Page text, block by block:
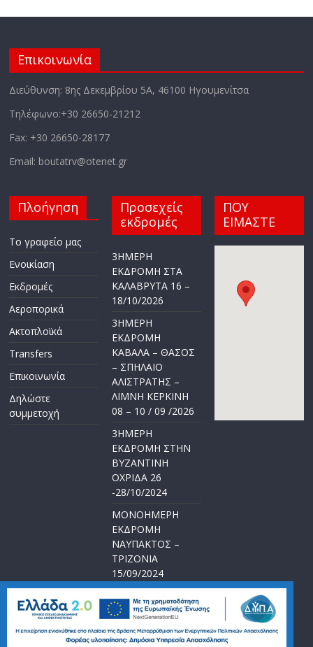
Επικοινωνία
Διεύθυνση: 8ης Δεκεμβρίου 5Α, 46100 Ηγουμενίτσα
Τηλέφωνο:+30 26650-21212
Fax: +30 26650-28177
Email: boutatrv@otenet.gr
Πλοήγηση
Το γραφείο μας
Ενοικίαση
Εκδρομές
Αεροπορικά
Ακτοπλοϊκά
Transfers
Επικοινωνία
Δηλώστε
συμμετοχή
Προσεχείς
εκδρομές
3ΗΜΕΡΗ
ΕΚΔΡΟΜΗ ΣΤΑ
ΚΑΛΑΒΡΥΤΑ 16 –
18/10/2026
3ΗΜΕΡΗ
ΕΚΔΡΟΜΗ
ΚΑΒΑΛΑ – ΘΑΣΟΣ
– ΣΠΗΛΑΙΟ
ΑΛΙΣΤΡΑΤΗΣ –
ΛΙΜΝΗ ΚΕΡΚΙΝΗ
08 – 10 / 09 /2026
3ΗΜΕΡΗ
ΕΚΔΡΟΜΗ ΣΤΗΝ
ΒΥΖΑΝΤΙΝΗ
ΟΧΡΙΔΑ 26
-28/10/2024
ΜΟΝΟΗΜΕΡΗ
ΕΚΔΡΟΜΗ
ΝΑΥΠΑΚΤΟΣ –
ΤΡΙΖΟΝΙΑ
15/09/2024
5ΗΜΕΡΗ
ΕΚΔΡΟΜΗ
<<ΑΓΙΟΥ
ΠΝΕΥΜΑΤΟΣ>>
ΠΟΥ
ΕΙΜΑΣΤΕ